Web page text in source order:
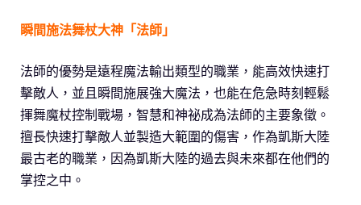
瞬間施法舞杖大神「法師」
法師的優勢是遠程魔法輸出類型的職業，能高效快速打
擊敵人，並且瞬間施展強大魔法，也能在危急時刻輕鬆
揮舞魔杖控制戰場，智慧和神祕成為法師的主要象徵。
擅長快速打擊敵人並製造大範圍的傷害，作為凱斯大陸
最古老的職業，因為凱斯大陸的過去與未來都在他們的
掌控之中。